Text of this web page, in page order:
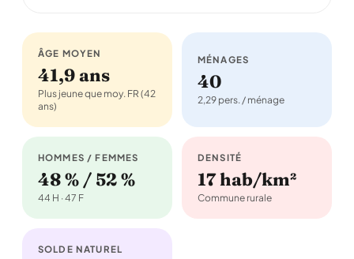
ÂGE MOYEN
41,9 ans
Plus jeune que moy. FR (42
ans)
MÉNAGES
40
2,29 pers. / ménage
HOMMES / FEMMES
48 % / 52 %
44 H · 47 F
DENSITÉ
17 hab/km²
Commune rurale
SOLDE NATUREL